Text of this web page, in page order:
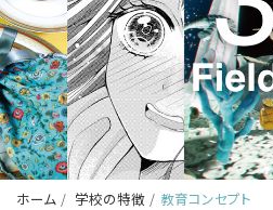
ホーム 学校の特徴 教育コンセプト